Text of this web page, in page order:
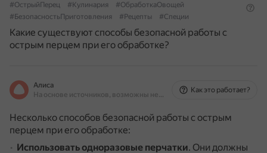
#ОстрыйПерец
#Кулинария
#ОбработкаОвощей
#БезопасностьПриготовления
#Рецепты #Специи
Какие существуют способы безопасной работы с
острым перцем при его обработке?
Алиса
На основе источников, возможны неточности
Как это работает?
Несколько способов безопасной работы с острым
перцем при его обработке:
Использовать одноразовые перчатки. Они должны